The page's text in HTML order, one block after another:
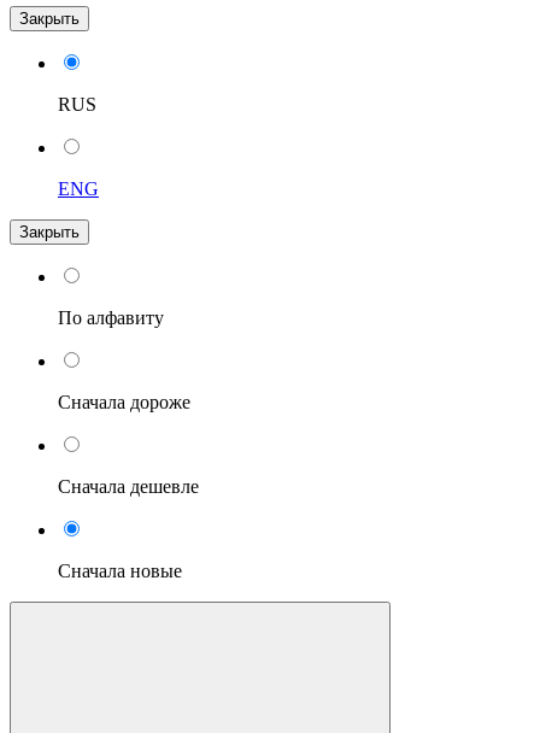
Закрыть
RUS
ENG
Закрыть
По алфавиту
Сначала дороже
Сначала дешевле
Сначала новые